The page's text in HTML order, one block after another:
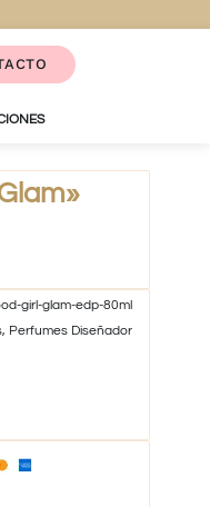
girl-glam-edp-80ml
, Perfumes Diseñador